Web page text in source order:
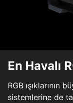
En Havalı
RGB ışıklarının
sistemlerine de